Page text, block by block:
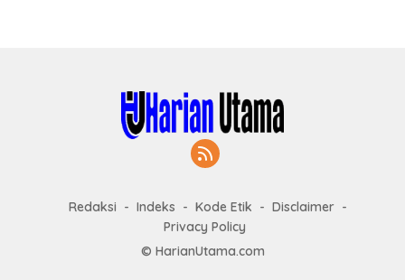
Redaksi Indeks Kode Etik
Disclaimer
Privacy Policy
© HarianUtama.com